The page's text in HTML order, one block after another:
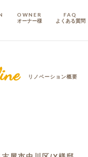
OWNER
オーナー様
FAQ
よくある質問
リノベーション概要